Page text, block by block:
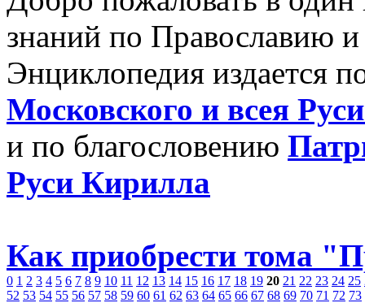
знаний по Православию
Энциклопедия издается
Московского и всея
и по благословению
Руси Кирилла
Как приобрести тома
0 1 2 3 4 5 6 7 8 9 10 11 12 13 14 15 16 17 18 19 20 21 22 23 24 25
52 53 54 55 56 57 58 59 60 61 62 63 64 65 66 67 68 69 70 71 72 73